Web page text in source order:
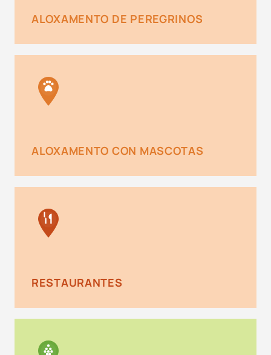
ALOXAMENTO DE PEREGRINOS
ALOXAMENTO CON MASCOTAS
RESTAURANTES